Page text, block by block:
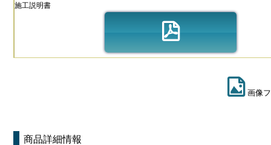
施工説明書
画像
商品詳細情報